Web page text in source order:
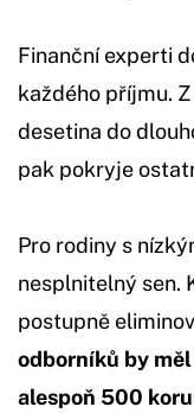
Finanční experti
každého příjmu.
desetina do
pak pokryje
Pro rodiny s
nesplnitelný sen.
postupně
odborníků by
alespoň 500